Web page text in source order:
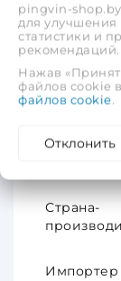
Описание
TOPTUL
Страна-
Импортер
pingvin-
для улучшения
статистики и
рекомендаций.
Нажав
файлов cookie
файлов cookie
Отклонить